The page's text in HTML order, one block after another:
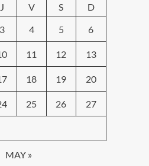
J V S
D
3 4 5 6
11 12 13
18 19 20
25 26 27
MAY »